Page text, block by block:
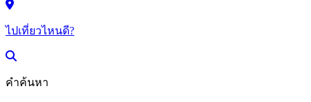
ไปเที่ยวไหนดี?
คำค้นหา